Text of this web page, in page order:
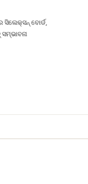
ସିଲେକ୍ସନ୍ ବୋର୍ଡ,